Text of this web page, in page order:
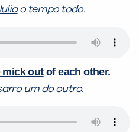
o tempo todo.
mick outof each other.
um do outro.